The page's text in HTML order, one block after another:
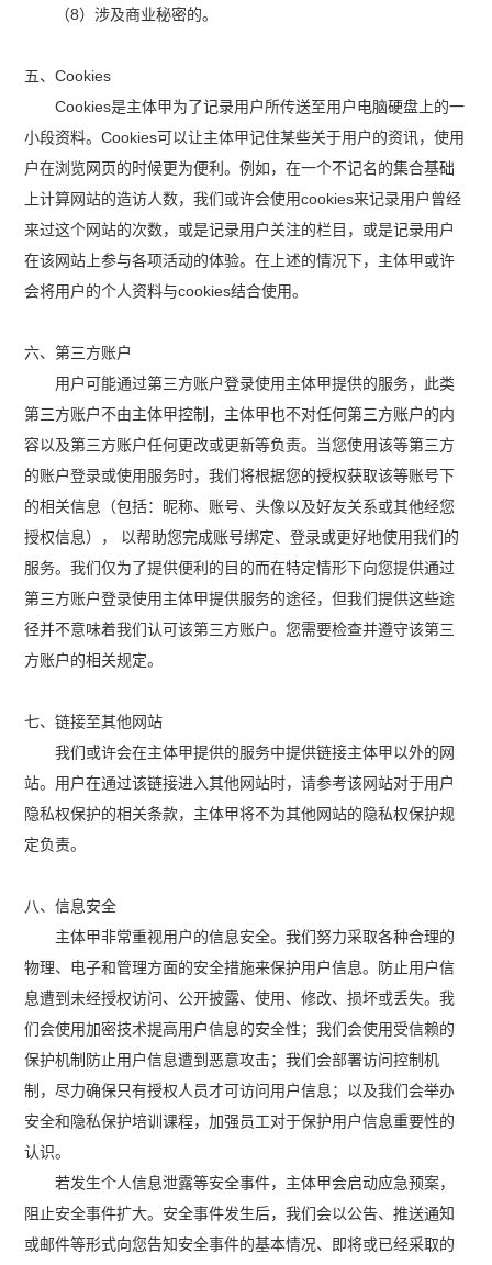
（8）涉及商业秘密的。
五、Cookies
Cookies是主体甲为了记录用户所传送至用户电脑硬盘上的一
小段资料。Cookies可以让主体甲记住某些关于用户的资讯，使用
户在浏览网页的时候更为便利。例如，在一个不记名的集合基础
上计算网站的造访人数，我们或许会使用cookies来记录用户曾经
来过这个网站的次数，或是记录用户关注的栏目，或是记录用户
在该网站上参与各项活动的体验。在上述的情况下，主体甲或许
会将用户的个人资料与cookies结合使用。
六、第三方账户
用户可能通过第三方账户登录使用主体甲提供的服务，此类
第三方账户不由主体甲控制，主体甲也不对任何第三方账户的内
容以及第三方账户任何更改或更新等负责。当您使用该等第三方
的账户登录或使用服务时，我们将根据您的授权获取该等账号下
的相关信息（包括：昵称、账号、头像以及好友关系或其他经您
授权信息）， 以帮助您完成账号绑定、登录或更好地使用我们的
服务。我们仅为了提供便利的目的而在特定情形下向您提供通过
第三方账户登录使用主体甲提供服务的途径，但我们提供这些途
径并不意味着我们认可该第三方账户。您需要检查并遵守该第三
方账户的相关规定。
七、链接至其他网站
我们或许会在主体甲提供的服务中提供链接主体甲以外的网
站。用户在通过该链接进入其他网站时，请参考该网站对于用户
隐私权保护的相关条款，主体甲将不为其他网站的隐私权保护规
定负责。
八、信息安全
主体甲非常重视用户的信息安全。我们努力采取各种合理的
物理、电子和管理方面的安全措施来保护用户信息。防止用户信
息遭到未经授权访问、公开披露、使用、修改、损坏或丢失。我
们会使用加密技术提高用户信息的安全性；我们会使用受信赖的
保护机制防止用户信息遭到恶意攻击；我们会部署访问控制机
制，尽力确保只有授权人员才可访问用户信息；以及我们会举办
安全和隐私保护培训课程，加强员工对于保护用户信息重要性的
认识。
若发生个人信息泄露等安全事件，主体甲会启动应急预案，
阻止安全事件扩大。安全事件发生后，我们会以公告、推送通知
或邮件等形式向您告知安全事件的基本情况、即将或已经采取的